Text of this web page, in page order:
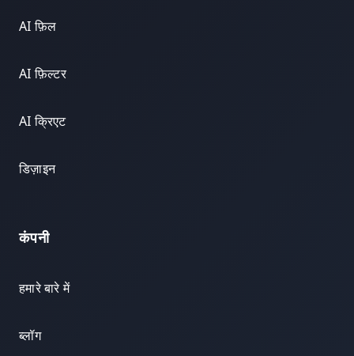
AI फ़िल
AI फ़िल्टर
AI क्रिएट
डिज़ाइन
कंपनी
हमारे बारे में
ब्लॉग